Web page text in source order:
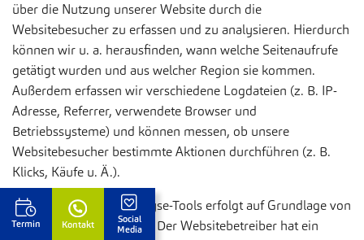
über die Nutzung unserer Website durch die
Websitebesucher zu erfassen und zu analysieren. Hierdurch
können wir u. a. herausfinden, wann welche Seitenaufrufe
getätigt wurden und aus welcher Region sie kommen.
Außerdem erfassen wir verschiedene Logdateien (z. B. IP-
Adresse, Referrer, verwendete Browser und
Betriebssysteme) und können messen, ob unsere
Websitebesucher bestimmte Aktionen durchführen (z. B.
Klicks, Käufe u. Ä.).
Die Nutzung dieses Analyse-Tools erfolgt auf Grundlage von
Art. 6 Abs. 1 lit. f DSGVO. Der Websitebetreiber hat ein
Termin Kontakt
Social
Media